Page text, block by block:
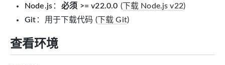
Node.js ： 必须 >= v22.0.0 (下载 Node.js v22)
Git ：用于下载代码 (下载 Git)
查看环境